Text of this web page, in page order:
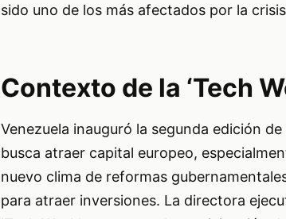
sido uno de los más afectados por la
Contexto de la ‘Tech
Venezuela inauguró la segunda edición
busca atraer capital europeo,
nuevo clima de reformas
para atraer inversiones. La directora